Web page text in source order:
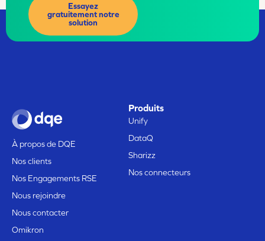
Essayez
gratuitement notre
solution
À propos de DQE
Nos clients
Nos Engagements RSE
Nous rejoindre
Nous contacter
Omikron
Produits
Unify
DataQ
Sharizz
Nos connecteurs